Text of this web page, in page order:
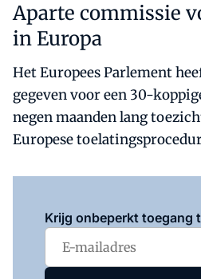
Aparte commissie
in Europa
Het Europees Parlement
gegeven voor een 30-
negen maanden lang
Europese
Krijg onbeperkt toegang